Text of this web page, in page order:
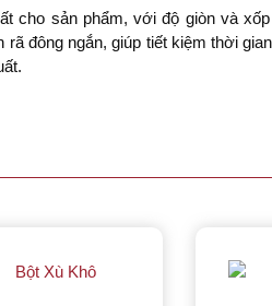
cho sản phẩm, với độ giòn và
đông ngắn, giúp tiết kiệm thời